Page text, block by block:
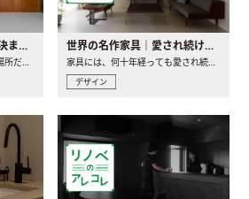
キッチンはレイアウトで決まる。後悔しないための考え方と選び方
キッチンは生活の中心となる場所だからこそ、家の中のどこに置..
世界の名作家具｜愛され続ける理由と一生モノとの出会い方
家具には、何十年経っても愛され続ける「名作」と呼ばれるもの..
デザイン